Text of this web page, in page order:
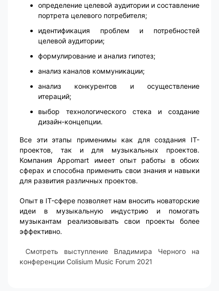
определение целевой аудитории и составление
портрета целевого потребителя;
идентификация проблем и потребностей
целевой аудитории;
формулирование и анализ гипотез;
анализ каналов коммуникации;
анализ конкурентов и осуществление
итераций;
выбор технологического стека и создание
дизайн-концепции.
Все эти этапы применимы как для создания IT-
проектов, так и для музыкальных проектов.
Компания Appomart имеет опыт работы в обоих
сферах и способна применить свои знания и навыки
для развития различных проектов.
Опыт в IT-сфере позволяет нам вносить новаторские
идеи в музыкальную индустрию и помогать
музыкантам реализовывать свои проекты более
эффективно.
Смотреть выступление Владимира Черного на
конференции Colisium Music Forum 2021